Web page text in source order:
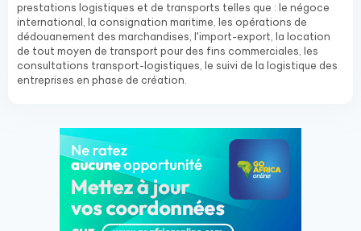
prestations logistiques et de transports telles que : le négoce
international, la consignation maritime, les opérations de
dédouanement des marchandises, l'import-export, la location
de tout moyen de transport pour des fins commerciales, les
consultations transport-logistiques, le suivi de la logistique des
entreprises en phase de création.